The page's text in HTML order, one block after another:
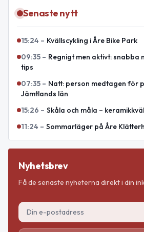
Senaste nytt
15:24 – Kvällscykling i Åre Bike Park
09:35 – Regnigt men aktivt: snabba
tips
07:35 – Natt: person medtagen för
Jämtlands län
15:26 – Skåla och måla –
11:24 – Sommarläger på Åre
Nyhetsbrev
Få de senaste nyheterna direkt i din